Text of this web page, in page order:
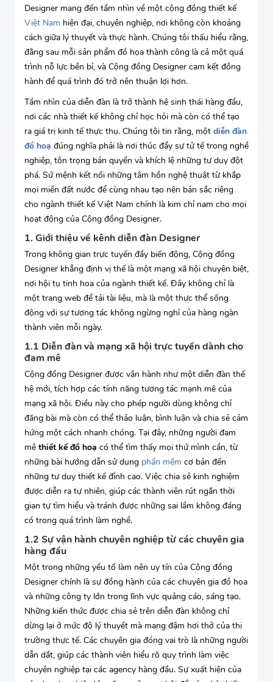
Designer mang đến tầm nhìn về một cộng đồng thiết kế
Việt Nam hiện đại, chuyên nghiệp, nơi không còn khoảng
cách giữa lý thuyết và thực hành. Chúng tôi thấu hiểu rằng,
đằng sau mỗi sản phẩm đồ họa thành công là cả một quá
trình nỗ lực bền bỉ, và Cộng đồng Designer cam kết đồng
hành để quá trình đó trở nên thuận lợi hơn.
Tầm nhìn của diễn đàn là trở thành hệ sinh thái hàng đầu,
nơi các nhà thiết kế không chỉ học hỏi mà còn có thể tạo
ra giá trị kinh tế thực thụ. Chúng tôi tin rằng, một diễn đàn
đồ hoạ đúng nghĩa phải là nơi thúc đẩy sự tử tế trong nghề
nghiệp, tôn trọng bản quyền và khích lệ những tư duy đột
phá. Sứ mệnh kết nối những tâm hồn nghệ thuật từ khắp
mọi miền đất nước để cùng nhau tạo nên bản sắc riêng
cho ngành thiết kế Việt Nam chính là kim chỉ nam cho mọi
hoạt động của Cộng đồng Designer.
1. Giới thiệu về kênh diễn đàn Designer
Trong không gian trực tuyến đầy biến động, Cộng đồng
Designer khẳng định vị thế là một mạng xã hội chuyên biệt,
nơi hội tụ tinh hoa của ngành thiết kế. Đây không chỉ là
một trang web để tải tài liệu, mà là một thực thể sống
động với sự tương tác không ngừng nghỉ của hàng ngàn
thành viên mỗi ngày.
1.1 Diễn đàn và mạng xã hội trực tuyến dành cho
đam mê
Cộng đồng Designer được vận hành như một diễn đàn thế
hệ mới, tích hợp các tính năng tương tác mạnh mẽ của
mạng xã hội. Điều này cho phép người dùng không chỉ
đăng bài mà còn có thể thảo luận, bình luận và chia sẻ cảm
hứng một cách nhanh chóng. Tại đây, những người đam
mê thiết kế đồ hoạ có thể tìm thấy mọi thứ mình cần, từ
những bài hướng dẫn sử dụng phần mềm cơ bản đến
những tư duy thiết kế đỉnh cao. Việc chia sẻ kinh nghiệm
được diễn ra tự nhiên, giúp các thành viên rút ngắn thời
gian tự tìm hiểu và tránh được những sai lầm không đáng
có trong quá trình làm nghề.
1.2 Sự vận hành chuyên nghiệp từ các chuyên gia
hàng đầu
Một trong những yếu tố làm nên uy tín của Cộng đồng
Designer chính là sự đồng hành của các chuyên gia đồ họa
và những công ty lớn trong lĩnh vực quảng cáo, sáng tạo.
Những kiến thức được chia sẻ trên diễn đàn không chỉ
dừng lại ở mức độ lý thuyết mà mang đậm hơi thở của thị
trường thực tế. Các chuyên gia đóng vai trò là những người
dẫn dắt, giúp các thành viên hiểu rõ quy trình làm việc
chuyên nghiệp tại các agency hàng đầu. Sự xuất hiện của